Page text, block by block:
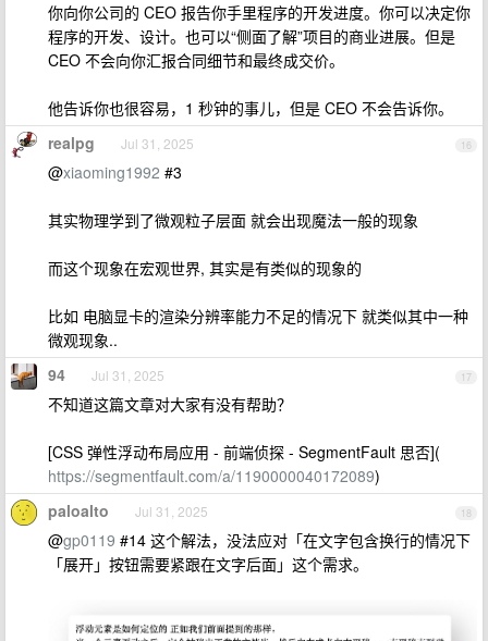
你向你公司的 CEO 报告你手里程序的开发进度。你可以决定你
程序的开发、设计。也可以“侧面了解”项目的商业进展。但是
CEO 不会向你汇报合同细节和最终成交价。
他告诉你也很容易，1 秒钟的事儿，但是 CEO 不会告诉你。
16
realpg Jul 31, 2025
@xiaoming1992 #3
其实物理学到了微观粒子层面 就会出现魔法一般的现象
而这个现象在宏观世界, 其实是有类似的现象的
比如 电脑显卡的渲染分辨率能力不足的情况下 就类似其中一种
微观现象..
17
94 Jul 31, 2025
不知道这篇文章对大家有没有帮助？
[CSS 弹性浮动布局应用 - 前端侦探 - SegmentFault 思否](
https://segmentfault.com/a/1190000040172089)
18
paloalto Jul 31, 2025
@gp0119 #14 这个解法，没法应对「在文字包含换行的情况下
「展开」按钮需要紧跟在文字后面」这个需求。